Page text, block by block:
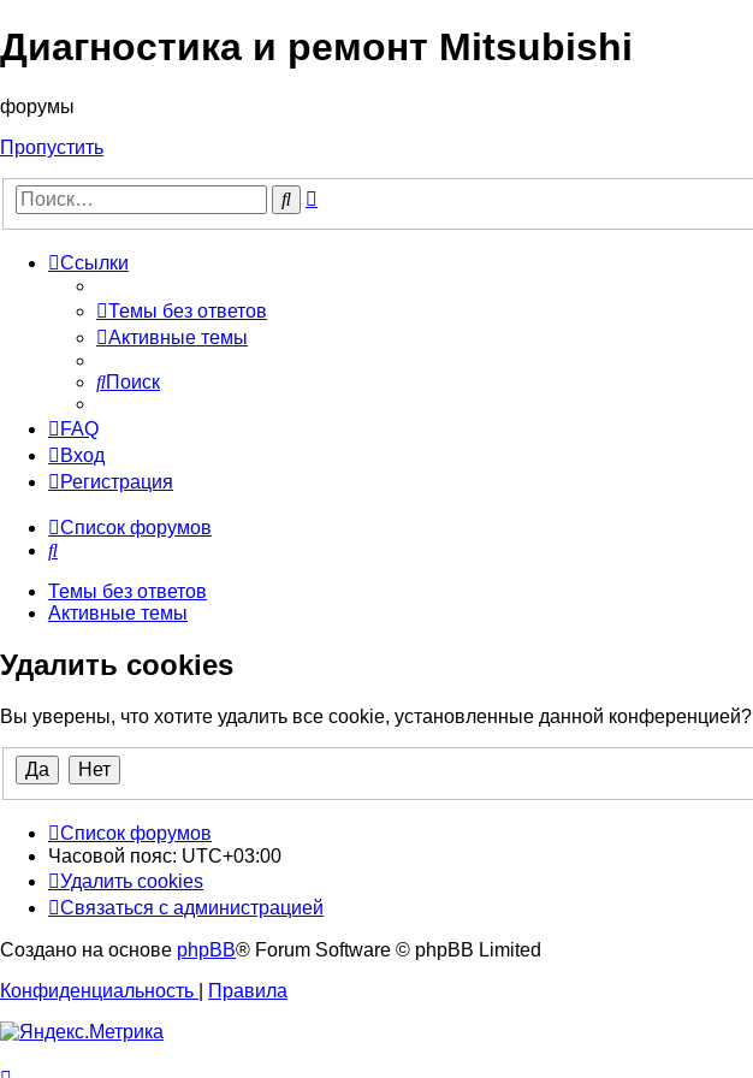
Диагностика и ремонт Mitsubishi
форумы
Пропустить
Поиск
Ссылки
Темы без ответов
Активные темы
Поиск
FAQ
Вход
Регистрация
Список форумов
Поиск
Темы без ответов
Активные темы
Удалить cookies
Вы уверены, что хотите удалить все cookie, установленные данной конференцией?
Список форумов
Часовой пояс: UTC+03:00
Удалить cookies
Связаться с администрацией
Создано на основе phpBB® Forum Software © phpBB Limited
Конфиденциальность
Правила